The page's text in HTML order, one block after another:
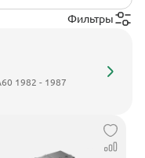
Фильтры
1982 - 1987